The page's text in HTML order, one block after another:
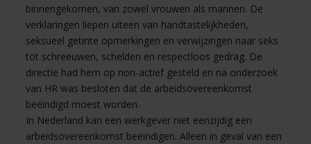
binnengekomen, van zowel vrouwen als mannen. De
verklaringen liepen uiteen van handtastelijkheden,
seksueel getinte opmerkingen en verwijzingen naar seks
tot schreeuwen, schelden en respectloos gedrag. De
directie had hem op non-actief gesteld en na onderzoek
van HR was besloten dat de arbeidsovereenkomst
beëindigd moest worden.
In Nederland kan een werkgever niet eenzijdig een
arbeidsovereenkomst beëindigen. Alleen in geval van een